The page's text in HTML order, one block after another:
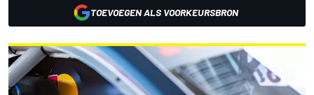
TOEVOEGEN ALS VOORKEURSBRON